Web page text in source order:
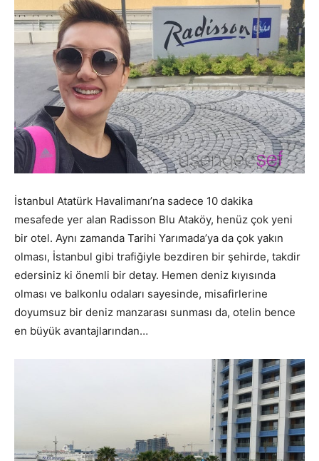
İstanbul Atatürk Havalimanı’na sadece 10 dakika
mesafede yer alan Radisson Blu Ataköy, henüz çok yeni
bir otel. Aynı zamanda Tarihi Yarımada’ya da çok yakın
olması, İstanbul gibi trafiğiyle bezdiren bir şehirde, takdir
edersiniz ki önemli bir detay. Hemen deniz kıyısında
olması ve balkonlu odaları sayesinde, misafirlerine
doyumsuz bir deniz manzarası sunması da, otelin bence
en büyük avantajlarından…